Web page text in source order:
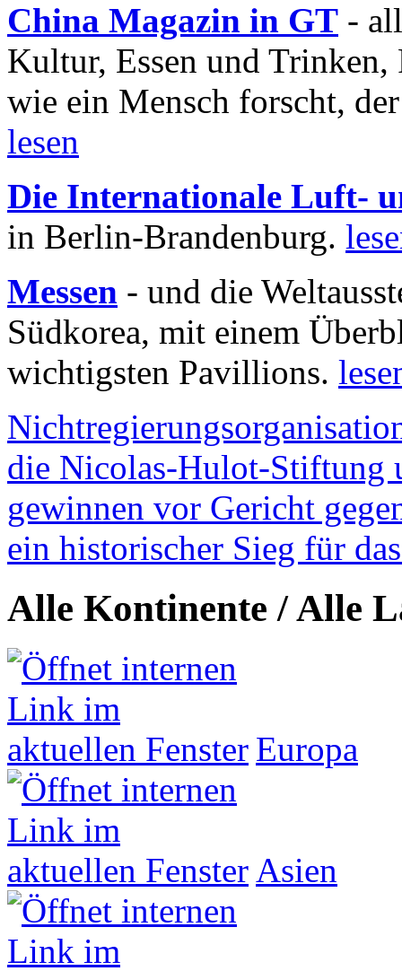
China Magazin in GT -
Kultur, Essen und
wie ein Mensch forscht,
lesen
Die Internationale Luft-
in Berlin-Brandenburg.
Messen - und die
Südkorea, mit einem
wichtigsten Pavillions.
die Nicolas-Hulot-Stiftung
gewinnen vor Gericht
ein historischer Sieg für
Alle Kontinente / Alle
Europa
Asien